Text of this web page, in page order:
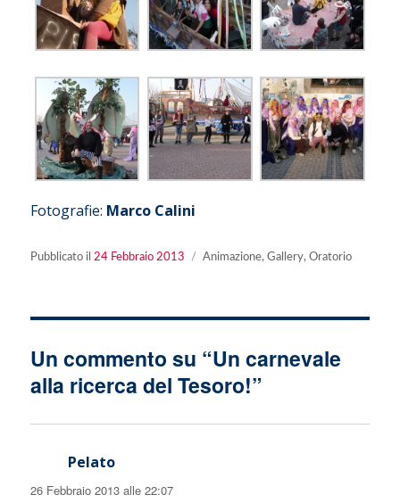
Fotografie: Marco Calini
Pubblicato ilPubblicato
24 Febbraio 2013 Categorie
Animazione,Gallery,Oratorio
Un commento su “Un carnevale
alla ricerca del Tesoro!”
Pelato
detto:
26 Febbraio 2013 alle 22:07